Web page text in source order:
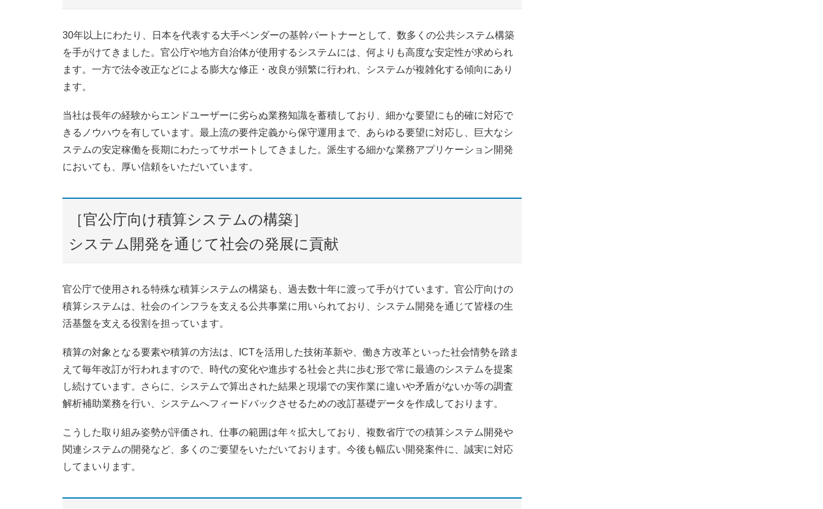
30年以上にわたり、日本を代表する大手ベンダーの基幹パートナーとして、数多くの公共システム構築
を手がけてきました。官公庁や地方自治体が使用するシステムには、何よりも高度な安定性が求められ
ます。一方で法令改正などによる膨大な修正・改良が頻繁に行われ、システムが複雑化する傾向にあり
ます。
当社は長年の経験からエンドユーザーに劣らぬ業務知識を蓄積しており、細かな要望にも的確に対応で
きるノウハウを有しています。最上流の要件定義から保守運用まで、あらゆる要望に対応し、巨大なシ
ステムの安定稼働を長期にわたってサポートしてきました。派生する細かな業務アプリケーション開発
においても、厚い信頼をいただいています。
［官公庁向け積算システムの構築］
システム開発を通じて社会の発展に貢献
官公庁で使用される特殊な積算システムの構築も、過去数十年に渡って手がけています。官公庁向けの
積算システムは、社会のインフラを支える公共事業に用いられており、システム開発を通じて皆様の生
活基盤を支える役割を担っています。
積算の対象となる要素や積算の方法は、ICTを活用した技術革新や、働き方改革といった社会情勢を踏ま
えて毎年改訂が行われますので、時代の変化や進歩する社会と共に歩む形で常に最適のシステムを提案
し続けています。さらに、システムで算出された結果と現場での実作業に違いや矛盾がないか等の調査
解析補助業務を行い、システムへフィードバックさせるための改訂基礎データを作成しております。
こうした取り組み姿勢が評価され、仕事の範囲は年々拡大しており、複数省庁での積算システム開発や
関連システムの開発など、多くのご要望をいただいております。今後も幅広い開発案件に、誠実に対応
してまいります。